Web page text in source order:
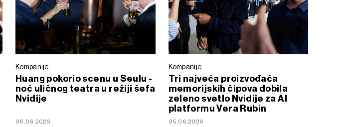
Kompanije
Huang pokorio scenu u Seulu -
noć uličnog teatra u režiji šefa
Nvidije
06.06.2026
Kompanije
Tri najveća proizvođača
memorijskih čipova dobila
zeleno svetlo Nvidije za AI
platformu Vera Rubin
05.06.2026